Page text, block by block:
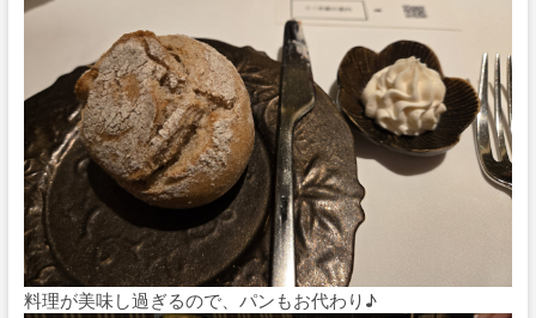
料理が美味し過ぎるので、パンもお代わり♪